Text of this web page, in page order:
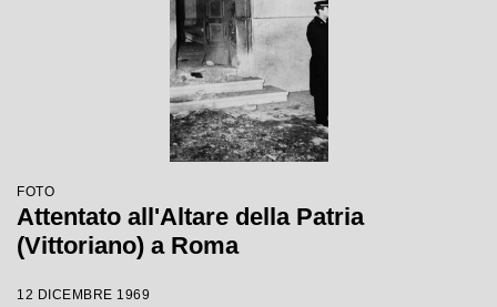
FOTO
Attentato all'Altare della Patria
(Vittoriano) a Roma
12 DICEMBRE 1969